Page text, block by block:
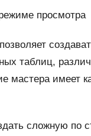
просмотра
таблиц,
мастера имеет
сложную по